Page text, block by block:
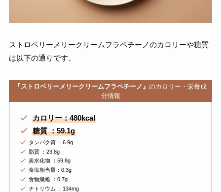
ストロベリーメリークリームフラペチーノのカロリーや糖質
は以下の通りです。
『 ストロベリーメリークリームフラペチーノ 』 のカロリー・栄養成
分情報
カロリー：480kcal
糖質 ：59.1g
タンパク質 ：6.9g
脂質 ：23.8g
炭水化物 ：59.8g
食塩相当量：0.3g
食物繊維 ：0.7g
ナトリウム ：134mg